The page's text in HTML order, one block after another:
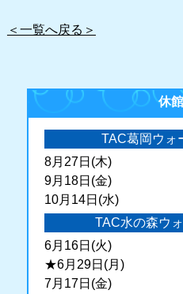
＜一覧へ戻る＞
休
TAC葛岡ウォ
8月27日(木)
9月18日(金)
10月14日(水)
TAC水の森ウ
6月16日(火)
★6月29日(月)
7月17日(金)